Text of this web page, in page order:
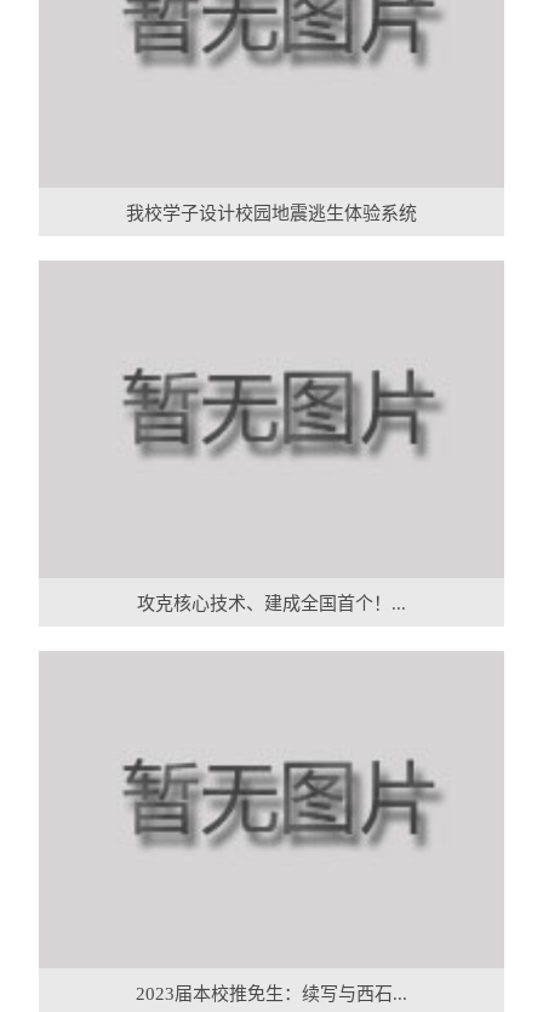
我校学子设计校园地震逃生体验系统
攻克核心技术、建成全国首个！...
2023届本校推免生：续写与西石...